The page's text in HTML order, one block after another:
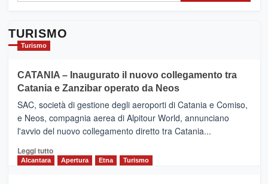
TURISMO
Turismo
CATANIA – Inaugurato il nuovo collegamento tra
Catania e Zanzibar operato da Neos
SAC, società di gestione degli aeroporti di Catania e Comiso,
e Neos, compagnia aerea di Alpitour World, annunciano
l'avvio del nuovo collegamento diretto tra Catania...
Leggi tuttoLeggi
Alcantara Apertura Etna Turismo